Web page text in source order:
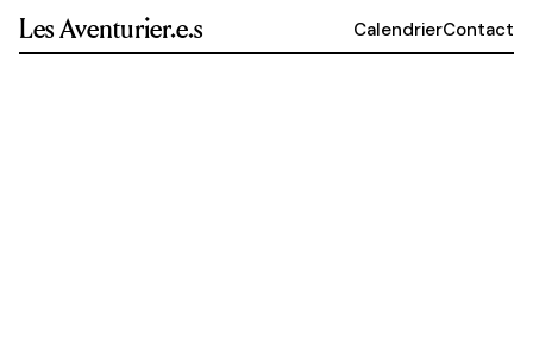
Les Aventurier.e.s CalendrierContact